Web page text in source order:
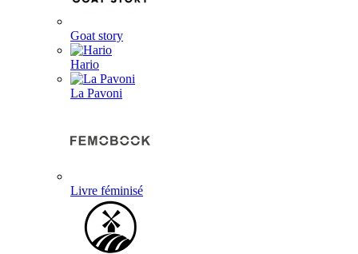
Goat story
Hario
La Pavoni
Livre féminisé